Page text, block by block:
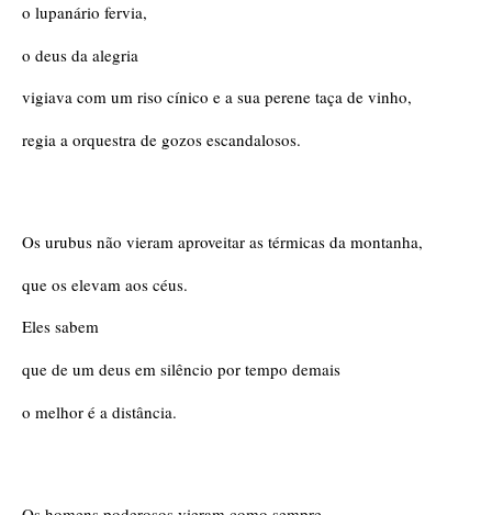
o lupanário fervia,
o deus da alegria
vigiava com um riso cínico e a sua perene taça de vinho,
regia a orquestra de gozos escandalosos.
Os urubus não vieram aproveitar as térmicas da montanha,
que os elevam aos céus.
Eles sabem
que de um deus em silêncio por tempo demais
o melhor é a distância.